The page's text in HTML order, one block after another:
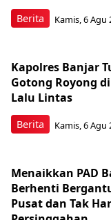
Berita Kamis, 6 Agu
Berita
Kapolres Banjar
Gotong Royong
Lalu Lintas
Kamis, 6 Agu
Menaikkan PAD
Berhenti
Pusat dan Tak